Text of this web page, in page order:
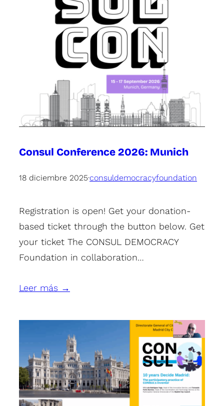
Consul Conference 2026: Munich
18 diciembre 2025·consuldemocracyfoundation
Registration is open! Get your donation-
based ticket through the button below. Get
your ticket The CONSUL DEMOCRACY
Foundation in collaboration…
Leer más →